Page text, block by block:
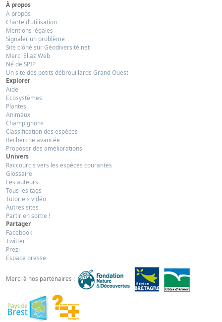
À propos
A propos
Charte d’utilisation
Mentions légales
Signaler un problème
Site clôné sur Géodiversité.net
Merci Eliaz Web
Né de SPIP
Un site des petits débrouillards Grand Ouest
Explorer
Aide
Ecosystèmes
Plantes
Animaux
Champignons
Classification des espèces
Recherche avancée
Proposer des améliorations
Univers
Raccourcis vers les espèces courantes
Glossaire
Les auteurs
Tous les tags
Tutoriels vidéo
Autres sites
Partir en sortie !
Partager
Facebook
Twitter
Prezi
Espace presse
Merci à nos partenaires :